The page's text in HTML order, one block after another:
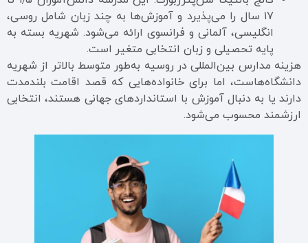
۱۷ سال را می‌پذیرد و آموزش‌ها به چند زبان شامل روسی،
انگلیسی، آلمانی و فرانسوی ارائه می‌شود. شهریه بسته به
پایه تحصیلی و زبان انتخابی متغیر است.
هزینه مدارس بین‌المللی در روسیه به‌طور متوسط بالاتر از شهریه
دانشگاه‌هاست، اما برای خانواده‌هایی که قصد اقامت بلندمدت
دارند یا به دنبال آموزش با استانداردهای جهانی هستند، انتخابی
ارزشمند محسوب می‌شود.